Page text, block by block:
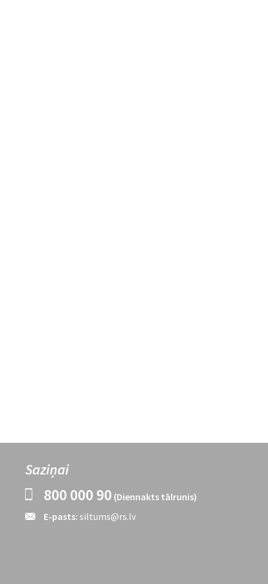
Saziņai
800 000 90 (Diennakts tālrunis)
E-pasts: siltums@rs.lv